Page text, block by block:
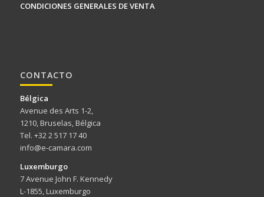
CONDICIONES GENERALES DE VENTA
CONTACTO
Bélgica
Avenue des Arts 1-2,
1210, Bruselas, Bélgica
Tel. +32 2 517 17 40
info@e-camara.com
Luxemburgo
7 Avenue John F. Kennedy
L-1855, Luxemburgo